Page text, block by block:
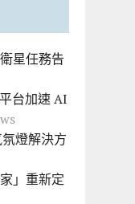
星任務告
台加速 AI
燈解決方
」重新定